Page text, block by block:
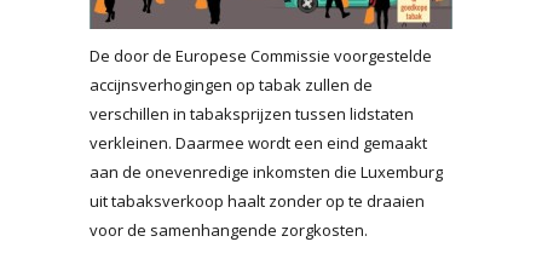
De door de Europese Commissie voorgestelde
accijnsverhogingen op tabak zullen de
verschillen in tabaksprijzen tussen lidstaten
verkleinen. Daarmee wordt een eind gemaakt
aan de onevenredige inkomsten die Luxemburg
uit tabaksverkoop haalt zonder op te draaien
voor de samenhangende zorgkosten.